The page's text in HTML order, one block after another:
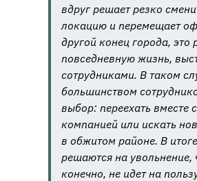
вдруг решает резко
локацию и перемещает
другой конец города, это
повседневную жизнь,
сотрудниками. В таком
большинством
выбор: переехать вместе с
компанией или искать
в обжитом районе. В
решаются на увольнение,
конечно, не идет на